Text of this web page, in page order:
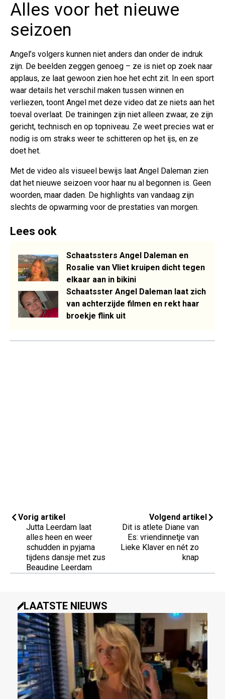
Alles voor het nieuwe
seizoen
Angel’s volgers kunnen niet anders dan onder de indruk
zijn. De beelden zeggen genoeg – ze is niet op zoek naar
applaus, ze laat gewoon zien hoe het echt zit. In een sport
waar details het verschil maken tussen winnen en
verliezen, toont Angel met deze video dat ze niets aan het
toeval overlaat. De trainingen zijn niet alleen zwaar, ze zijn
gericht, technisch en op topniveau. Ze weet precies wat er
nodig is om straks weer te schitteren op het ijs, en ze
doet het.
Met de video als visueel bewijs laat Angel Daleman zien
dat het nieuwe seizoen voor haar nu al begonnen is. Geen
woorden, maar daden. De highlights van vandaag zijn
slechts de opwarming voor de prestaties van morgen.
Lees ook
Schaatssters Angel Daleman en
Rosalie van Vliet kruipen dicht tegen
elkaar aan in bikini
Schaatsster Angel Daleman laat zich
van achterzijde filmen en rekt haar
broekje flink uit
Vorig artikel
Jutta Leerdam laat
alles heen en weer
schudden in pyjama
tijdens dansje met zus
Beaudine Leerdam
Volgend artikel
Dit is atlete Diane van
Es: vriendinnetje van
Lieke Klaver en nét zo
knap
LAATSTE NIEUWS